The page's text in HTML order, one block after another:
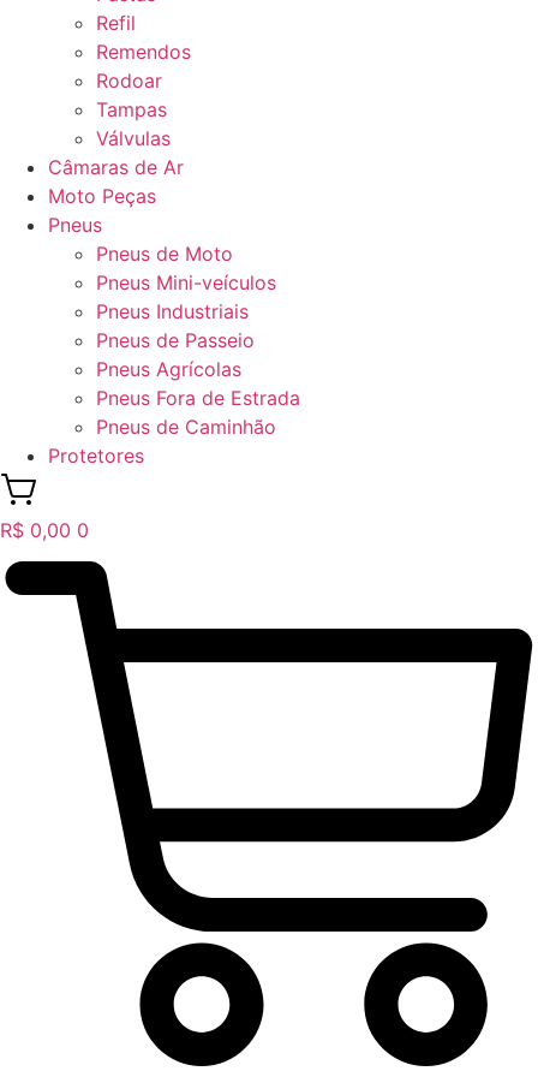
Refil
Remendos
Rodoar
Tampas
Válvulas
Câmaras de Ar
Moto Peças
Pneus
Pneus de Moto
Pneus Mini-veículos
Pneus Industriais
Pneus de Passeio
Pneus Agrícolas
Pneus Fora de Estrada
Pneus de Caminhão
Protetores
R$ 0,00 0